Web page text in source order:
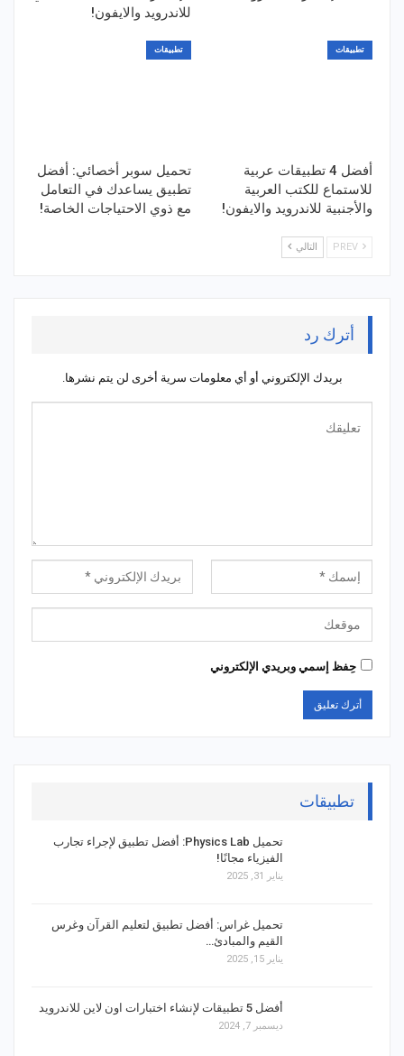
للاندرويد والايفون!
تطبيقات
أفضل 4 تطبيقات عربية
للاستماع للكتب العربية
والأجنبية للاندرويد والايفون!
تطبيقات
تحميل سوبر أخصائي: أفضل
تطبيق يساعدك في التعامل
مع ذوي الاحتياجات الخاصة!
التالي
أترك رد
بريدك الإلكتروني أو أي معلومات سرية أخرى لن يتم نشرها.
حِفظ إسمي وبريدي الإلكتروني
تطبيقات
تحميل Physics Lab: أفضل تطبيق لإجراء تجارب
الفيزياء مجانًا!
يناير 31, 2025
تحميل غراس: أفضل تطبيق لتعليم القرآن وغرس
القيم والمبادئ…
يناير 15, 2025
أفضل 5 تطبيقات لإنشاء اختبارات اون لاين للاندرويد
ديسمبر 7, 2024